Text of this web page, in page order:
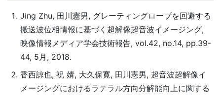
Jing Zhu, 田川憲男, グレーティングローブを回避する
搬送波位相情報に基づく超解像超音波イメージング,
映像情報メディア学会技術報告, vol.42, no.14, pp.39-
44, 5月, 2018.
香西諒也, 祝 婧, 大久保寛, 田川憲男, 超音波超解像イ
メージングにおけるラテラル方向分解能向上に関する